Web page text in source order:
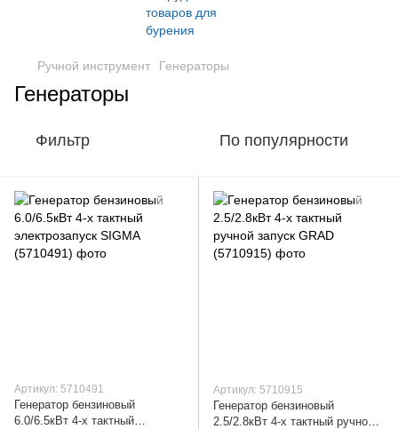
Ручной инструмент Генераторы
Генераторы
Фильтр По популярности
Артикул: 5710491
Генератор бензиновый
6.0/6.5кВт 4-х тактный
Артикул: 5710915
Генератор бензиновый
2.5/2.8кВт 4-х тактный ручной